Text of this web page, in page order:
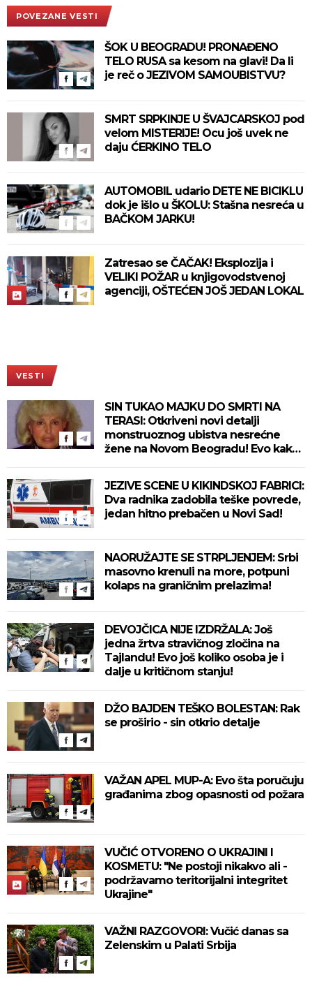
POVEZANE VESTI
ŠOK U BEOGRADU! PRONAĐENO
TELO RUSA sa kesom na glavi! Da li
je reč o JEZIVOM SAMOUBISTVU?
SMRT SRPKINJE U ŠVAJCARSKOJ pod
velom MISTERIJE! Ocu još uvek ne
daju ĆERKINO TELO
AUTOMOBIL udario DETE NE BICIKLU
dok je išlo u ŠKOLU: Stašna nesreća u
BAČKOM JARKU!
Zatresao se ČAČAK! Eksplozija i
VELIKI POŽAR u knjigovodstvenoj
agenciji, OŠTEĆEN JOŠ JEDAN LOKAL
VESTI
SIN TUKAO MAJKU DO SMRTI NA
TERASI: Otkriveni novi detalji
monstruoznog ubistva nesrećne
žene na Novom Beogradu! Evo kako
JEZIVE SCENE U KIKINDSKOJ FABRICI:
Dva radnika zadobila teške povrede,
jedan hitno prebačen u Novi Sad!
NAORUŽAJTE SE STRPLJENJEM: Srbi
masovno krenuli na more, potpuni
kolaps na graničnim prelazima!
DEVOJČICA NIJE IZDRŽALA: Još
jedna žrtva stravičnog zločina na
Tajlandu! Evo još koliko osoba je i
dalje u kritičnom stanju!
DŽO BAJDEN TEŠKO BOLESTAN: Rak
se proširio - sin otkrio detalje
VAŽAN APEL MUP-A: Evo šta poručuju
građanima zbog opasnosti od požara
VUČIĆ OTVORENO O UKRAJINI I
KOSMETU: "Ne postoji nikakvo ali -
podržavamo teritorijalni integritet
Ukrajine"
VAŽNI RAZGOVORI: Vučić danas sa
Zelenskim u Palati Srbija